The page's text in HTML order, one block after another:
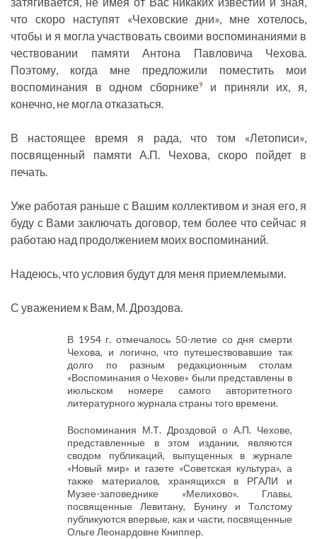
что скоро наступят «Чеховские дни», мне хотелось,
чтобы и я могла участвовать своими воспоминаниями в
чествовании памяти Антона Павловича Чехова.
Поэтому, когда мне предложили поместить мои
воспоминания в одном сборнике9
и приняли их, я,
конечно, не могла отказаться.
В настоящее время я рада, что том «Летописи»,
посвященный памяти А.П. Чехова, скоро пойдет в
печать.
Уже работая раньше с Вашим коллективом и зная его, я
буду с Вами заключать договор, тем более что сейчас я
работаю над продолжением моих воспоминаний.
Надеюсь, что условия будут для меня приемлемыми.
С уважением к Вам, М. Дроздова.
В 1954 г. отмечалось 50-летие со дня смерти
Чехова, и логично, что путешествовавшие так
долго по разным редакционным столам
«Воспоминания о Чехове» были представлены в
июльском номере самого авторитетного
литературного журнала страны того времени.
Воспоминания М.Т. Дроздовой о А.П. Чехове,
представленные в этом издании, являются
сводом публикаций, выпущенных в журнале
«Новый мир» и газете «Советская культура», а
также материалов, хранящихся в РГАЛИ и
Музее-заповеднике «Мелихово». Главы,
посвященные Левитану, Бунину и Толстому
публикуются впервые, как и части, посвященные
Ольге Леонардовне Книппер.